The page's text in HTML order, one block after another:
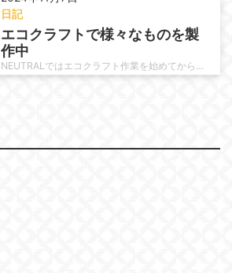
日記
エコクラフトで様々なものを製
作中
NEUTRALではエコクラフト作業を始めてから約8ヶ月が経過しました。まずは職員が初心者向けの本で事前学習を行い手探りの状態…